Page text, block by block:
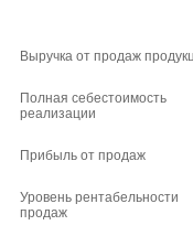
Выручка от продаж
Полная себестоимость
реализации
Прибыль от продаж
Уровень рентабельности
продаж